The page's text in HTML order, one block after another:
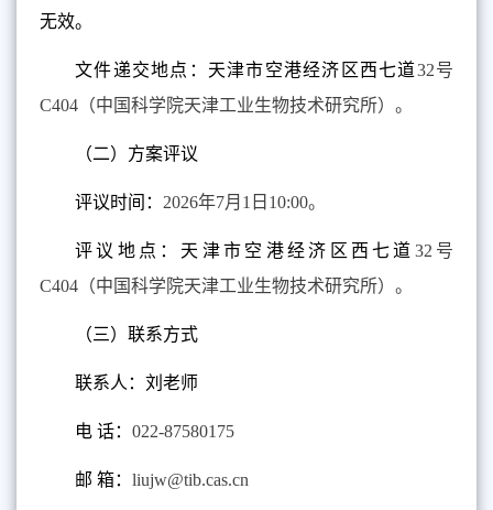
无效。
文件递交地点：天津市空港经济区西七道32号
C404 （中国科学院天津工业生物技术研究所）。
（二）方案评议
评议时间： 2026年7月 1 日 10:00。
评议地点：天津市空港经济区西七道 32号
C404 （中国科学院天津工业生物技术研究所）。
（三）联系方式
联系人：刘老师
电 话： 022-87580175
邮 箱： liujw@tib.cas.cn